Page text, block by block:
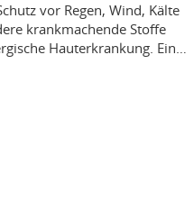
vor Regen, Wind, Kälte
krankmachende Stoffe
Hauterkrankung. Ein…